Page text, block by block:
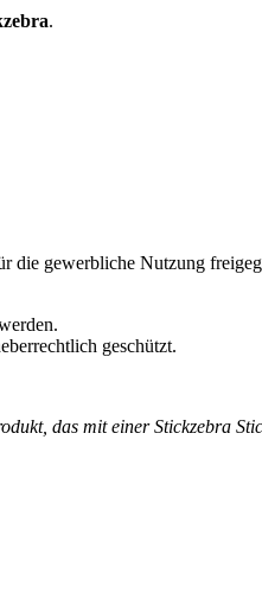
.
gewerbliche Nutzung
geschützt.
das mit einer Stickzebra